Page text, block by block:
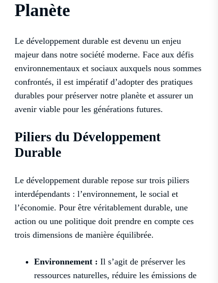
Planète
Le développement durable est devenu un enjeu
majeur dans notre société moderne. Face aux défis
environnementaux et sociaux auxquels nous sommes
confrontés, il est impératif d’adopter des pratiques
durables pour préserver notre planète et assurer un
avenir viable pour les générations futures.
Piliers du Développement
Durable
Le développement durable repose sur trois piliers
interdépendants : l’environnement, le social et
l’économie. Pour être véritablement durable, une
action ou une politique doit prendre en compte ces
trois dimensions de manière équilibrée.
Environnement : Il s’agit de préserver les
ressources naturelles, réduire les émissions de